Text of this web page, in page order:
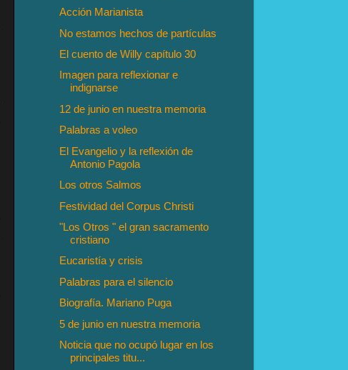
Acción Marianista
No estamos hechos de partículas
El cuento de Willy capítulo 30
Imagen para reflexionar e
indignarse
12 de junio en nuestra memoria
Palabras a voleo
El Evangelio y la reflexión de
Antonio Pagola
Los otros Salmos
Festividad del Corpus Christi
"Los Otros " el gran sacramento
cristiano
Eucaristía y crisis
Palabras para el silencio
Biografía. Mariano Puga
5 de junio en nuestra memoria
Noticia que no ocupó lugar en los
principales titu...